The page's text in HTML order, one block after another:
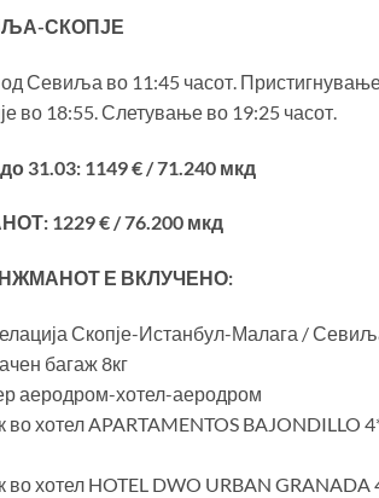
СКОПЈЕ
Севиља во 11:45 часот.
во 18:55. Слетување во 19:25 часот.
31.03: 1149 € / 71.240 мкд
1229 € / 76.200 мкд
Е ВКЛУЧЕНО:
Скопје-Истанбул-Малага /
багаж 8кг
аеродром-хотел-аеродром
во хотел APARTAMENTOS BAJONDILLO
во хотел HOTEL DWO URBAN GRANADA